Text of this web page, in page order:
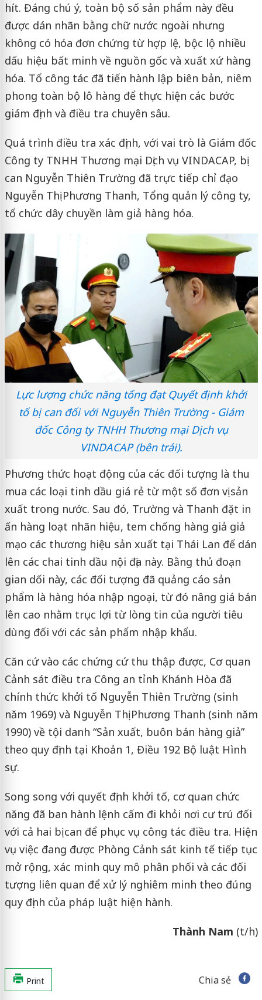
hít. Đáng chú ý, toàn bộ số sản phẩm này đều
được dán nhãn bằng chữ nước ngoài nhưng
không có hóa đơn chứng từ hợp lệ, bộc lộ nhiều
dấu hiệu bất minh về nguồn gốc và xuất xứ hàng
hóa. Tổ công tác đã tiến hành lập biên bản, niêm
phong toàn bộ lô hàng để thực hiện các bước
giám định và điều tra chuyên sâu.
Quá trình điều tra xác định, với vai trò là Giám đốc
Công ty TNHH Thương mại Dịch vụ VINDACAP, bị
can Nguyễn Thiên Trường đã trực tiếp chỉ đạo
Nguyễn Thị Phương Thanh, Tổng quản lý công ty,
tổ chức dây chuyền làm giả hàng hóa.
Lực lượng chức năng tống đạt Quyết định khởi
tố bị can đối với Nguyễn Thiên Trường - Giám
đốc Công ty TNHH Thương mại Dịch vụ
VINDACAP (bên trái).
Phương thức hoạt động của các đối tượng là thu
mua các loại tinh dầu giá rẻ từ một số đơn vị sản
xuất trong nước. Sau đó, Trường và Thanh đặt in
ấn hàng loạt nhãn hiệu, tem chống hàng giả giả
mạo các thương hiệu sản xuất tại Thái Lan để dán
lên các chai tinh dầu nội địa này. Bằng thủ đoạn
gian dối này, các đối tượng đã quảng cáo sản
phẩm là hàng hóa nhập ngoại, từ đó nâng giá bán
lên cao nhằm trục lợi từ lòng tin của người tiêu
dùng đối với các sản phẩm nhập khẩu.
Căn cứ vào các chứng cứ thu thập được, Cơ quan
Cảnh sát điều tra Công an tỉnh Khánh Hòa đã
chính thức khởi tố Nguyễn Thiên Trường (sinh
năm 1969) và Nguyễn Thị Phương Thanh (sinh năm
1990) về tội danh “Sản xuất, buôn bán hàng giả”
theo quy định tại Khoản 1, Điều 192 Bộ luật Hình
sự.
Song song với quyết định khởi tố, cơ quan chức
năng đã ban hành lệnh cấm đi khỏi nơi cư trú đối
với cả hai bị can để phục vụ công tác điều tra. Hiện
vụ việc đang được Phòng Cảnh sát kinh tế tiếp tục
mở rộng, xác minh quy mô phân phối và các đối
tượng liên quan để xử lý nghiêm minh theo đúng
quy định của pháp luật hiện hành.
Thành Nam (t/h)
Print Chia sẻ